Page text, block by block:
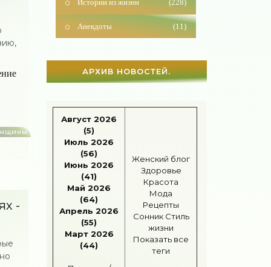
-
Анекдоты (11)
Красота (925)
Бизнес
Рецепты (494)
Шоппинг (46)
Диеты (1201)
Отдых (108)
АРХИВ НОВОСТЕЙ.
Август 2026
(5)
Июль 2026
(56)
Июнь 2026
(41)
Май 2026
(64)
Апрель 2026
(55)
Март 2026
(44)
Женский блог
Здоровье
Красота
Мода
Рецепты
Сонник Стиль
жизни
Показать все
теги